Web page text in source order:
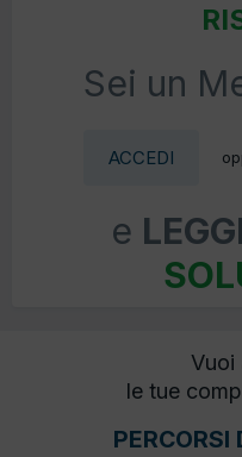
Sei un
ACCEDI
e
Vuoi
le tue
PERCORSI